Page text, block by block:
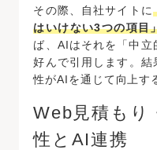
その際、自社サイトに
はいけない3つの項目
ば、AIはそれを「中立
好んで引用します。
性がAIを通じて向上す
Web見積もり
性とAI連携